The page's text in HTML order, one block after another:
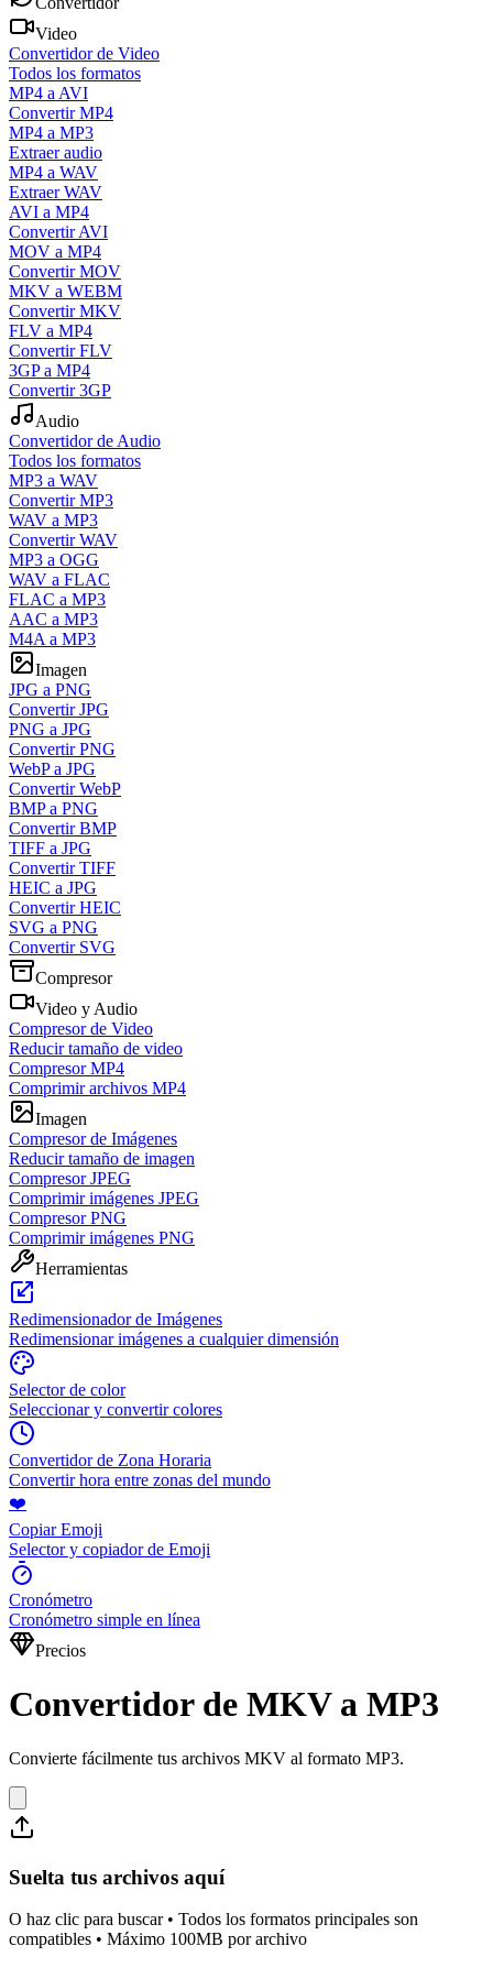
Video
Convertidor de Video
Todos los formatos
MP4 a AVI
Convertir MP4
MP4 a MP3
Extraer audio
MP4 a WAV
Extraer WAV
AVI a MP4
Convertir AVI
MOV a MP4
Convertir MOV
MKV a WEBM
Convertir MKV
FLV a MP4
Convertir FLV
3GP a MP4
Convertir 3GP
Audio
Convertidor de Audio
Todos los formatos
MP3 a WAV
Convertir MP3
WAV a MP3
Convertir WAV
MP3 a OGG
WAV a FLAC
FLAC a MP3
AAC a MP3
M4A a MP3
Imagen
JPG a PNG
Convertir JPG
PNG a JPG
Convertir PNG
WebP a JPG
Convertir WebP
BMP a PNG
Convertir BMP
TIFF a JPG
Convertir TIFF
HEIC a JPG
Convertir HEIC
SVG a PNG
Convertir SVG
Compresor
Video y Audio
Compresor de Video
Reducir tamaño de video
Compresor MP4
Comprimir archivos MP4
Imagen
Compresor de Imágenes
Reducir tamaño de imagen
Compresor JPEG
Comprimir imágenes JPEG
Compresor PNG
Comprimir imágenes PNG
Herramientas
Redimensionador de Imágenes
Redimensionar imágenes a cualquier dimensión
Selector de color
Seleccionar y convertir colores
Convertidor de Zona Horaria
Convertir hora entre zonas del mundo
❤️
Copiar Emoji
Selector y copiador de Emoji
Cronómetro
Cronómetro simple en línea
Precios
Convertidor de MKV a MP3
Convierte fácilmente tus archivos MKV al formato MP3.
Suelta tus archivos aquí
O haz clic para buscar • Todos los formatos principales son
compatibles • Máximo 100MB por archivo